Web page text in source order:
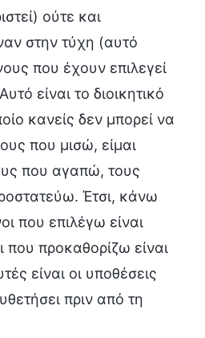
ούτε και
στην τύχη (αυτό
που έχουν επιλεγεί
είναι το διοικητικό
κανείς δεν μπορεί να
που μισώ, είμαι
που αγαπώ, τους
Έτσι, κάνω
που επιλέγω είναι
που προκαθορίζω είναι
είναι οι υποθέσεις
πριν από τη